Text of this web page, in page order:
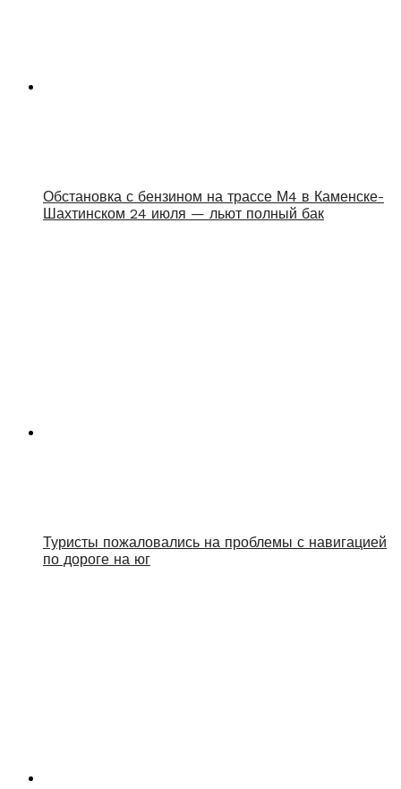
Обстановка с бензином на трассе М4 в Каменске-
Шахтинском 24 июля — льют полный бак
Туристы пожаловались на проблемы с навигацией
по дороге на юг